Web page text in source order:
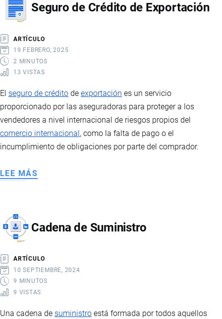
CHINOS
Seguro de Crédito de Exportación
ARTÍCULO
19 FEBRERO, 2025
2 MINUTOS
13 VISTAS
El seguro de crédito de exportación es un servicio
proporcionado por las aseguradoras para proteger a los
vendedores a nivel internacional de riesgos propios del
comercio internacional , como la falta de pago o el
incumplimiento de obligaciones por parte del comprador.
LEE MÁS
DE
Cadena de Suministro
ARTÍCULO
10 SEPTIEMBRE, 2024
9 MINUTOS
9 VISTAS
Una cadena de suministro está formada por todos aquellos